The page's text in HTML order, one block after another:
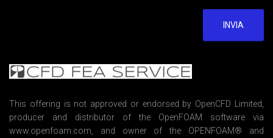
e
n
*
INVIA
This offering is not approved or endorsed by OpenCFD Limited,
producer and distributor of the OpenFOAM software via
www.openfoam.com, and owner of the OPENFOAM® and